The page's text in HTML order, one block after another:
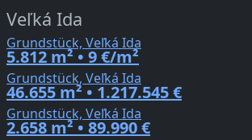
Veľká Ida
Grundstück, Veľká Ida
5.812 m² • 9 €/m²
Grundstück, Veľká Ida
46.655 m² • 1.217.545 €
Grundstück, Veľká Ida
2.658 m² • 89.990 €